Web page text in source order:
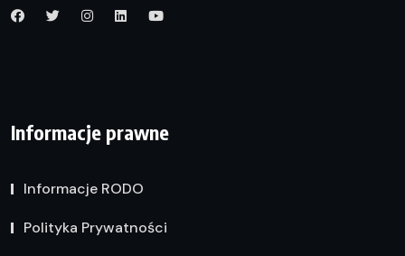
Informacje prawne
Informacje RODO
Polityka Prywatności